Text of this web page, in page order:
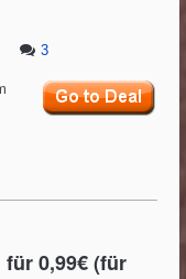
3
0,99€ (für